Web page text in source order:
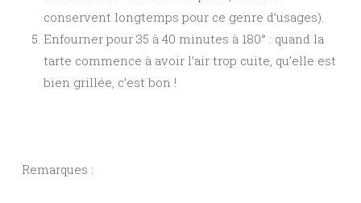
conservent longtemps pour ce genre d’usages).
Enfourner pour 35 à 40 minutes à 180° : quand la
tarte commence à avoir l’air trop cuite, qu’elle est
bien grillée, c’est bon !
Remarques :